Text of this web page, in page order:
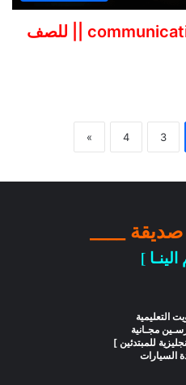
تقرير انجليزي عن|| communications || للصف
3
4
»
صديقة ____
]
التعليمية
مجـانية
السيارات